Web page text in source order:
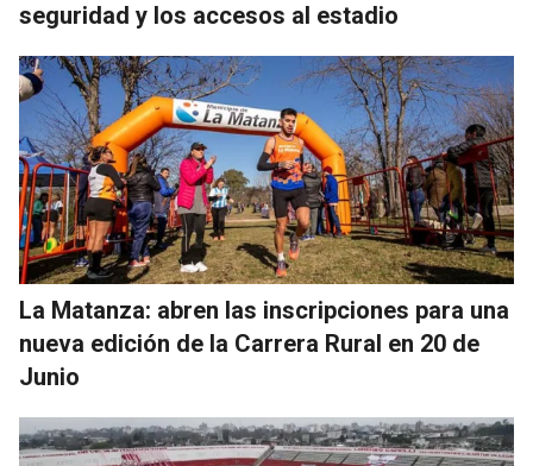
seguridad y los accesos al estadio
La Matanza: abren las inscripciones para una
nueva edición de la Carrera Rural en 20 de
Junio